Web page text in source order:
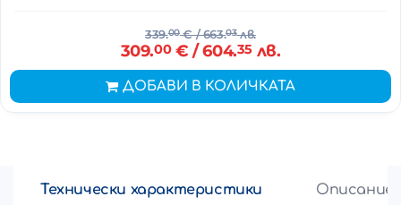
339.00€/ 663.03лв.
309.00€ / 604.35лв.
ДОБАВИ В КОЛИЧКАТА
Технически характеристики Описание